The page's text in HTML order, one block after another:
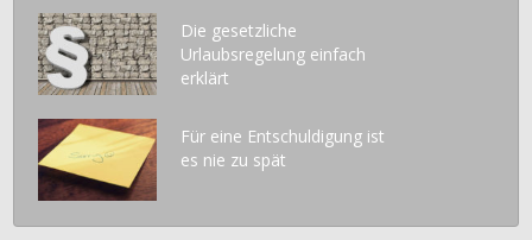
Die gesetzliche
Urlaubsregelung einfach
erklärt
Für eine Entschuldigung ist
es nie zu spät